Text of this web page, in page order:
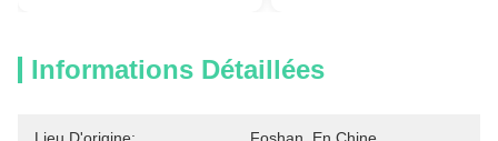
Informations Détaillées